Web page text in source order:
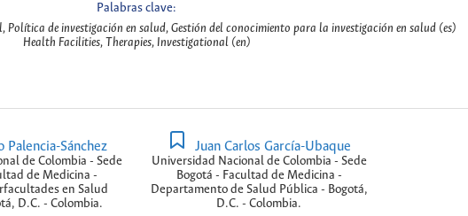
Palabras clave:
de investigación en salud, Gestión del conocimiento para la investigación en salud (es)
Health Facilities, Therapies, Investigational (en)
Palencia-Sánchez
de Colombia - Sede
de Medicina -
en Salud
D.C. - Colombia.
Juan Carlos García-Ubaque
Universidad Nacional de Colombia - Sede
Bogotá - Facultad de Medicina -
Departamento de Salud Pública - Bogotá,
D.C. - Colombia.